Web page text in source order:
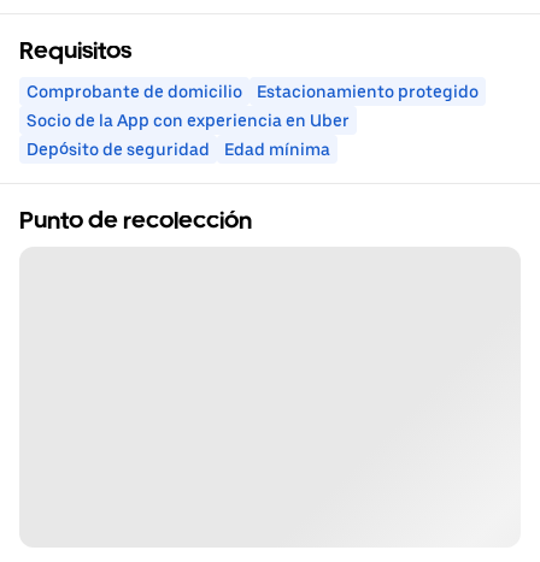
Requisitos
Comprobante de domicilio
Estacionamiento protegido
Socio de la App con experiencia en Uber
Depósito de seguridad
Edad mínima
Punto de recolección